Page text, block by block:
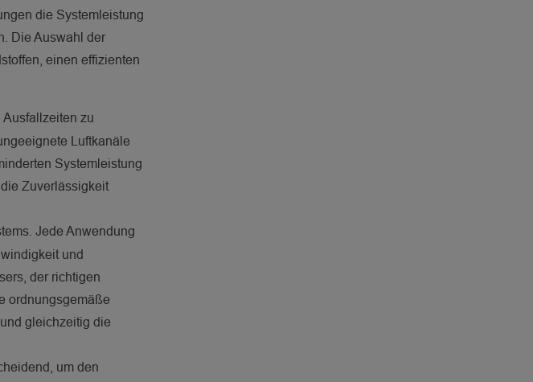
die Systemleistung
Die Auswahl der
einen effizienten
zu
Luftkanäle
Systemleistung
Zuverlässigkeit
Jede Anwendung
und
der richtigen
ordnungsgemäße
gleichzeitig die
um den